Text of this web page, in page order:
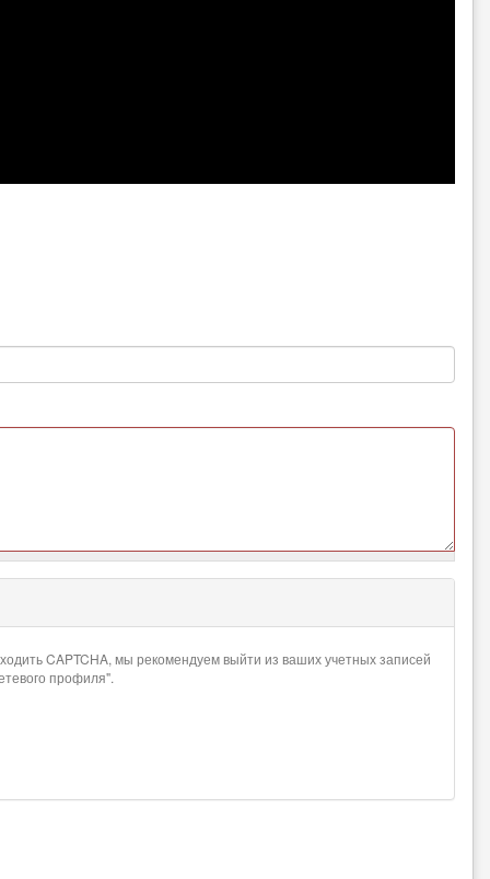
CAPTCHA, мы рекомендуем выйти из ваших учетных записей
профиля".